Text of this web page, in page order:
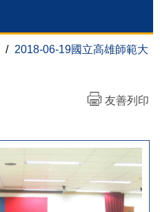
/ 2018-06-19國立高雄師範大
友善列印